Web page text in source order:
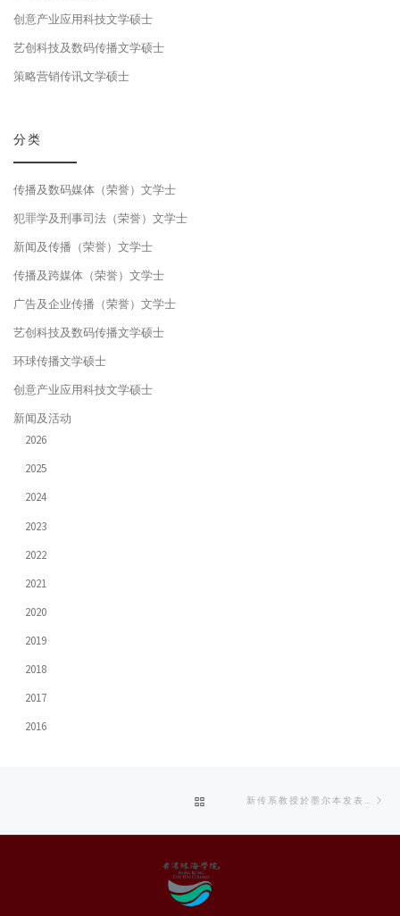
创意产业应用科技文学硕士
艺创科技及数码传播文学硕士
策略营销传讯文学硕士
分类
传播及数码媒体（荣誉）文学士
犯罪学及刑事司法（荣誉）文学士
新闻及传播（荣誉）文学士
传播及跨媒体（荣誉）文学士
广告及企业传播（荣誉）文学士
艺创科技及数码传播文学硕士
环球传播文学硕士
创意产业应用科技文学硕士
新闻及活动
2026
2025
2024
2023
2022
2021
2020
2019
2018
2017
2016
TO
POST